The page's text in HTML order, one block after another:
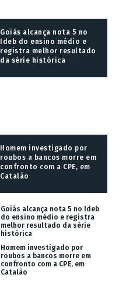
Goiás alcança nota 5 no
Ideb do ensino médio e
registra melhor resultado
da série histórica
Homem investigado por
roubos a bancos morre em
confronto com a CPE, em
Catalão
Goiás alcança nota 5 no Ideb
do ensino médio e registra
melhor resultado da série
histórica
Homem investigado por
roubos a bancos morre em
confronto com a CPE, em
Catalão